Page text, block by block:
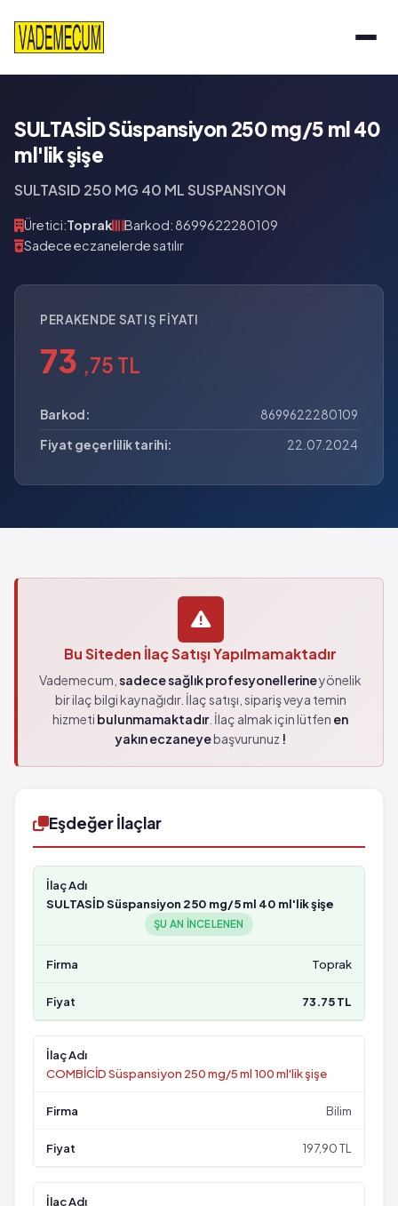
SULTASİD Süspansiyon 250 mg/5 ml 40
ml'lik şişe
SULTASID 250 MG 40 ML SUSPANSIYON
Üretici:Toprak
Barkod: 8699622280109
Sadece eczanelerde satılır
PERAKENDE SATIŞ FIYATI
73 ,75 TL
Barkod:
8699622280109
Fiyat geçerlilik tarihi:
22.07.2024
Bu Siteden İlaç Satışı Yapılmamaktadır
Vademecum, sadece sağlık profesyonellerineyönelik
bir ilaç bilgi kaynağıdır. İlaç satışı, sipariş veya temin
hizmeti bulunmamaktadır. İlaç almak için lütfen en
yakın eczaneyebaşvurunuz !
Eşdeğer İlaçlar
SULTASİD Süspansiyon 250 mg/5 ml 40 ml'lik şişe
ŞU AN INCELENEN
Toprak
73.75 TL
COMBİCİD Süspansiyon 250 mg/5 ml 100 ml'lik şişe
Bilim
197,90 TL